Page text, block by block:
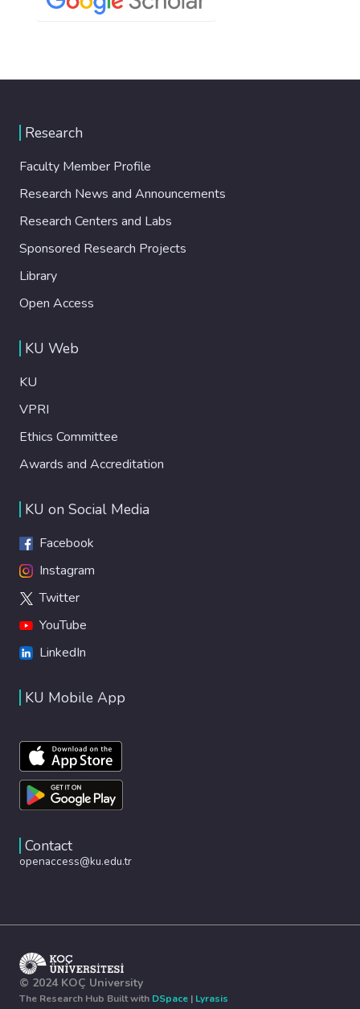
Research
Faculty Member Profile
Research News and Announcements
Research Centers and Labs
Sponsored Research Projects
Library
Open Access
KU Web
KU
VPRI
Ethics Committee
Awards and Accreditation
KU on Social Media
Facebook
Instagram
Twitter
YouTube
LinkedIn
KU Mobile App
Contact
openaccess@ku.edu.tr
© 2024 KOÇ University
The Research Hub Built with DSpace | Lyrasis